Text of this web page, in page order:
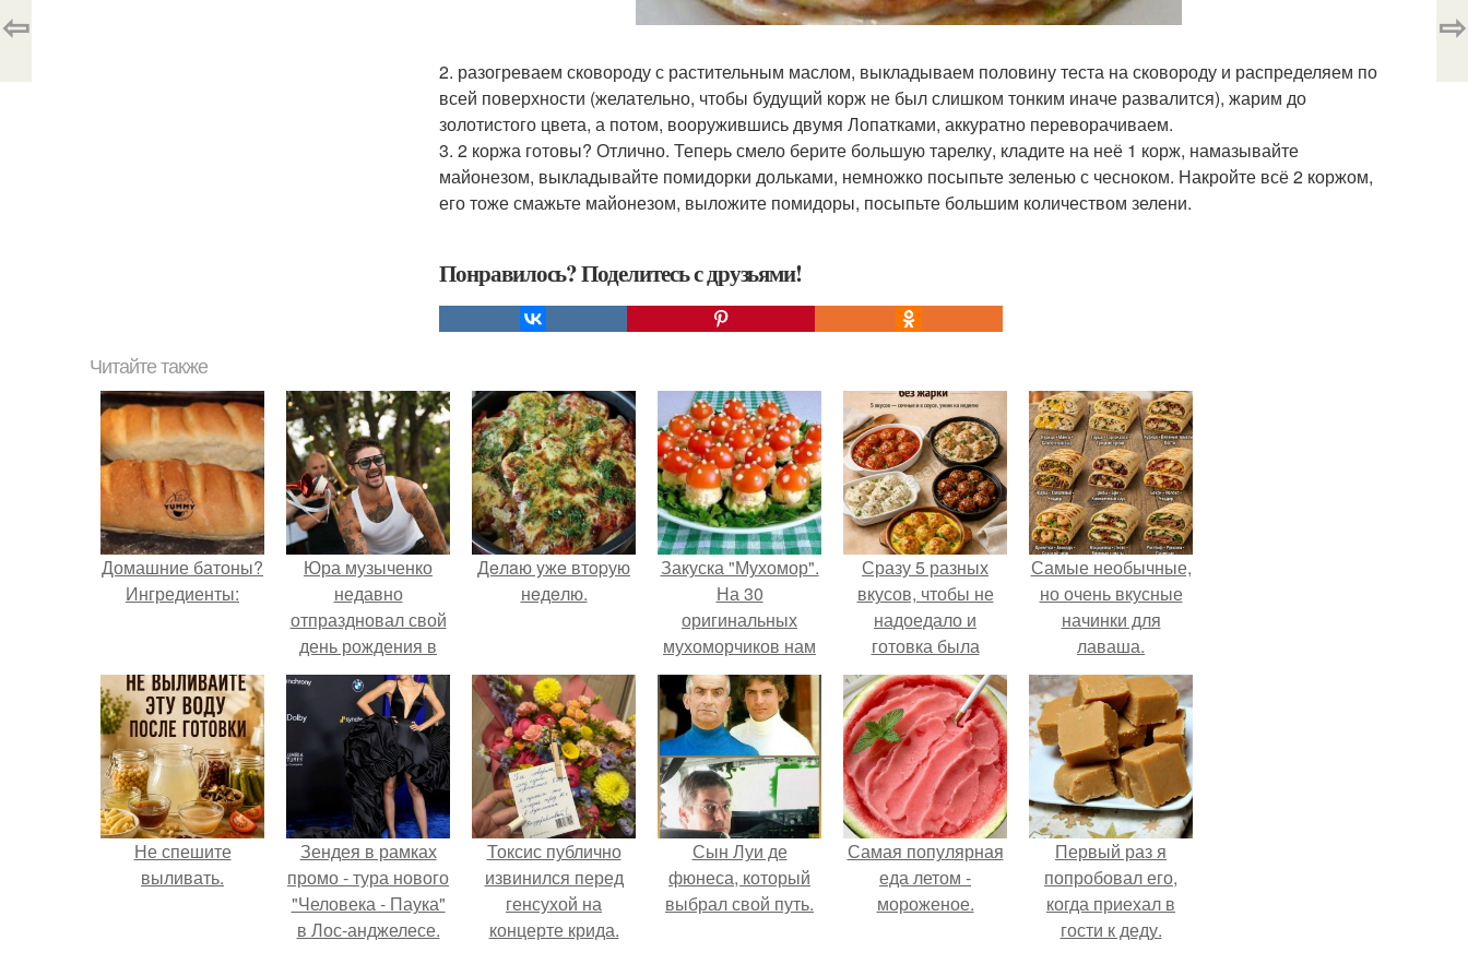
2. разогреваем сковороду с растительным маслом, выкладываем половину теста на сковороду и распределяем по
всей поверхности (желательно, чтобы будущий корж не был слишком тонким иначе развалится), жарим до
золотистого цвета, а потом, вооружившись двумя Лопатками, аккуратно переворачиваем.
3. 2 коржа готовы? Отлично. Теперь смело берите большую тарелку, кладите на неё 1 корж, намазывайте
майонезом, выкладывайте помидорки дольками, немножко посыпьте зеленью с чесноком. Накройте всё 2 коржом,
его тоже смажьте майонезом, выложите помидоры, посыпьте большим количеством зелени.
Понравилось? Поделитесь с друзьями!
⇦ ⇨
Читайте также
Домашние батоны?
Ингредиенты:
Юра музыченко
недавно
отпраздновал свой
день рождения в
кругу самых
близких и родных
людей.
Дeлaю yжe втopую
нeдeлю.
Закуска "Мухомор".
На 30
оригинальных
мухоморчиков нам
потребуются
следующие
ингредиенты:
Сразу 5 разных
вкусов, чтобы не
надоедало и
готовка была
проще.
Самые необычные,
но очень вкусные
начинки для
лаваша.
Не спешите
выливать.
Зендея в рамках
промо - тура нового
"Человека - Паука"
в Лос-анджелесе.
Токсис публично
извинился перед
генсухой на
концерте крида.
Сын Луи де
фюнеса, который
выбрал свой путь.
Самая популярная
еда летом -
мороженое.
Первый раз я
попробовал его,
когда приехал в
гости к деду.